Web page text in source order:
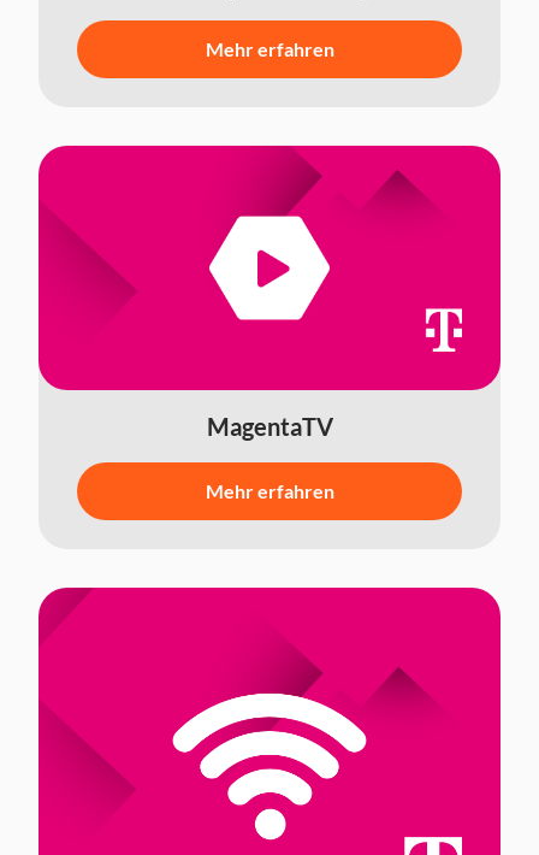
Mehr erfahren
MagentaTV
Mehr erfahren